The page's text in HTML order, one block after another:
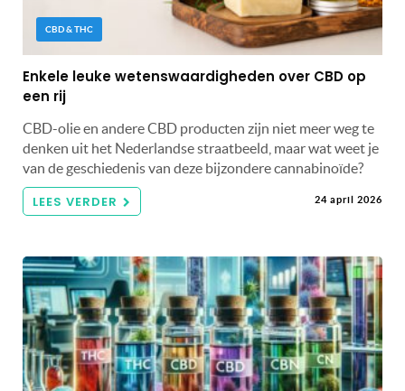
CBD & THC
Enkele leuke wetenswaardigheden over CBD op
een rij
CBD-olie en andere CBD producten zijn niet meer weg te
denken uit het Nederlandse straatbeeld, maar wat weet je
van de geschiedenis van deze bijzondere cannabinoïde?
LEES VERDER 24 april 2026